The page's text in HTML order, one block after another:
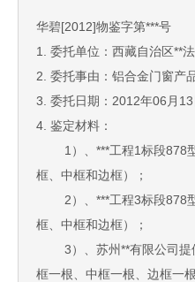
华碧[2012]物鉴字第***号
1. 委托单位：西藏自治区**
2. 委托事由：铝合金门窗产
3. 委托日期：2012年06月13
4. 鉴定材料：
1）、***工程1标段878型
框、中框和边框）；
2）、***工程3标段878型
框、中框和边框）；
3）、苏州**有限公司提
框一根、中框一根、边框一根